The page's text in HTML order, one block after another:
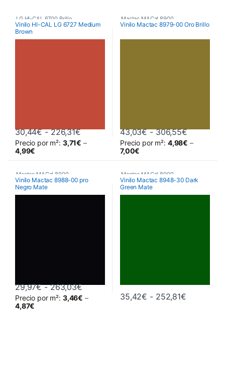
LG HI-CAL 6700 Brillo
Poliméricos
Vinilo HI-CAL LG 6727 Medium
Brown
30,44€ - 226,31€Rango de precios: desde 30,44€
Precio por m²: 3,71€ –
4,99€
Este producto tiene múltiples variantes. Las opciones se
Mactac MACal 8900
Vinilo Mactac 8979-00 Oro Brillo
43,03€ - 306,55€Rango
Precio por m²: 4,98€ –
7,00€
Este producto tiene múltiples
Mactac MACal 8900
Monoméricos
Vinilo Mactac 8988-00 pro
Negro Mate
29,97€ - 263,03€Rango de precios: desde 29,97€
Precio por m²: 3,46€ –
4,87€
Este producto tiene múltiples variantes. Las opciones se
Mactac MACal 8900
Monoméricos
Vinilo Mactac 8948-30 Dark
Green Mate
35,42€ - 252,81€Rango de
Este producto tiene múltiples